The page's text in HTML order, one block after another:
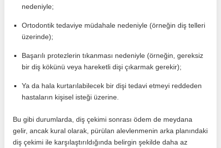
nedeniyle;
Ortodontik tedaviye müdahale nedeniyle (örneğin diş telleri
üzerinde);
Başarılı protezlerin tıkanması nedeniyle (örneğin, gereksiz
bir diş kökünü veya hareketli dişi çıkarmak gerekir);
Ya da hala kurtarılabilecek bir dişi tedavi etmeyi reddeden
hastaların kişisel isteği üzerine.
Bu gibi durumlarda, diş çekimi sonrası ödem de meydana
gelir, ancak kural olarak, pürülan alevlenmenin arka planındaki
diş çekimi ile karşılaştırıldığında belirgin şekilde daha az